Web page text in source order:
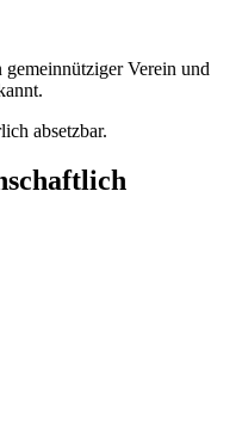
Verein und
absetzbar.